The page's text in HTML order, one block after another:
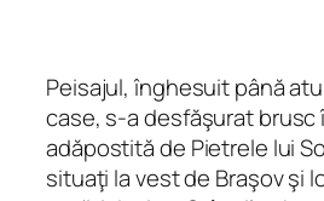
Peisajul, înghesuit până
case, s‑a desfăşurat brusc
adăpostită de Pietrele lui
situaţi la vest de Braşov şi